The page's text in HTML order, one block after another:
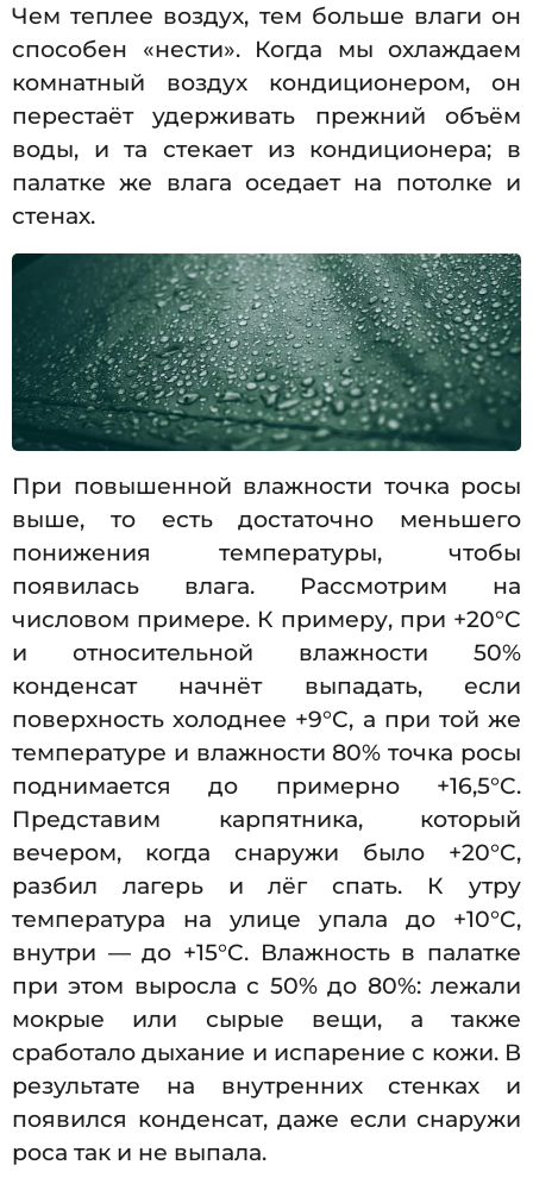
Чем теплее воздух, тем больше влаги он
способен «нести». Когда мы охлаждаем
комнатный воздух кондиционером, он
перестаёт удерживать прежний объём
воды, и та стекает из кондиционера; в
палатке же влага оседает на потолке и
стенах.
При повышенной влажности точка росы
выше, то есть достаточно меньшего
понижения температуры, чтобы
появилась влага. Рассмотрим на
числовом примере. К примеру, при +20°C
и относительной влажности 50%
конденсат начнёт выпадать, если
поверхность холоднее +9°C, а при той же
температуре и влажности 80% точка росы
поднимается до примерно +16,5°C.
Представим карпятника, который
вечером, когда снаружи было +20°C,
разбил лагерь и лёг спать. К утру
температура на улице упала до +10°C,
внутри — до +15°C. Влажность в палатке
при этом выросла с 50% до 80%: лежали
мокрые или сырые вещи, а также
сработало дыхание и испарение с кожи. В
результате на внутренних стенках и
появился конденсат, даже если снаружи
роса так и не выпала.